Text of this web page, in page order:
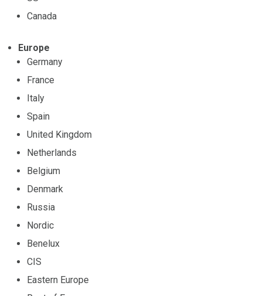
Canada
Europe
Germany
France
Italy
Spain
United Kingdom
Netherlands
Belgium
Denmark
Russia
Nordic
Benelux
CIS
Eastern Europe